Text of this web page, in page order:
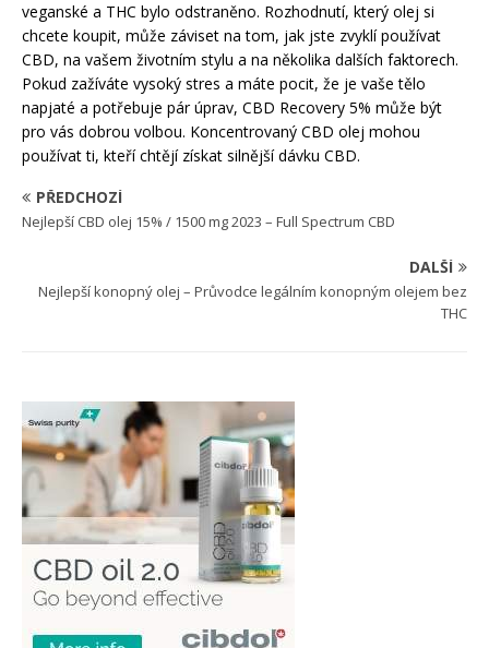
veganské a THC bylo odstraněno. Rozhodnutí, který olej si
chcete koupit, může záviset na tom, jak jste zvyklí používat
CBD, na vašem životním stylu a na několika dalších faktorech.
Pokud zažíváte vysoký stres a máte pocit, že je vaše tělo
napjaté a potřebuje pár úprav, CBD Recovery 5% může být
pro vás dobrou volbou. Koncentrovaný CBD olej mohou
používat ti, kteří chtějí získat silnější dávku CBD.
PŘEDCHOZÍ
Nejlepší CBD olej 15% / 1500 mg 2023 – Full Spectrum CBD
DALŠÍ
Nejlepší konopný olej – Průvodce legálním konopným olejem bez
THC